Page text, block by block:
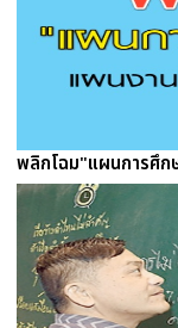
พลิกโฉม"แผนการศึก